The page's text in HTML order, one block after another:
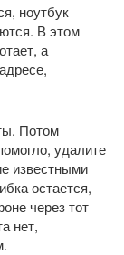
ноутбук
В этом
а
Потом
удалите
известными
остается,
через тот
нет,